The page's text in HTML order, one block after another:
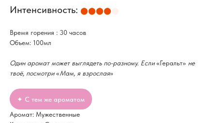
Интенсивность: ⬤⬤⬤⬤
Время горения : 30 часов
Объем: 100мл
Один аромат может выглядеть по-разному. Если«Геральт» не
твоё, посмотри«Мам, я взрослая»
✦ С тем же ароматом
Аромат: Мужественные